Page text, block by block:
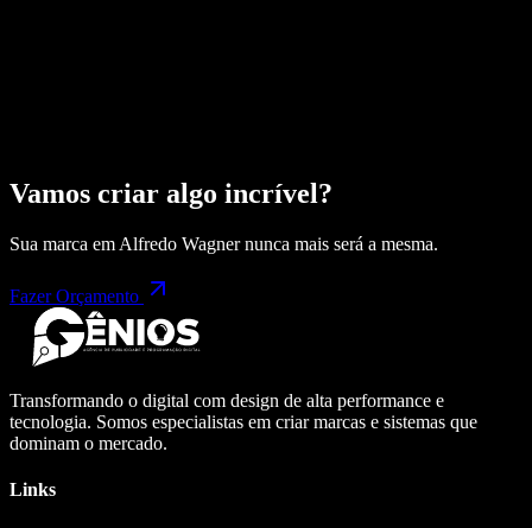
Vamos criar algo incrível?
Sua marca em Alfredo Wagnernunca mais será a mesma.
Fazer Orçamento
Transformando o digital com design de alta performance e
tecnologia. Somos especialistas em criar marcas e sistemas que
dominam o mercado.
Links